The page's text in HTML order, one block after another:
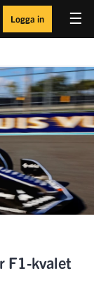
☰
Logga in
F1-kvalet